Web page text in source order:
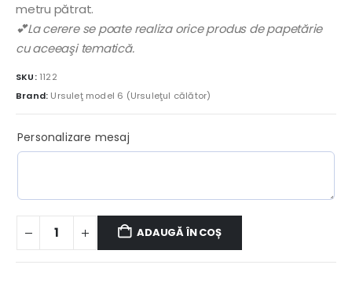
metru pătrat.
💕La cerere se poate realiza orice produs de papetărie
cu aceeaşi tematică.
SKU: 1122
Brand: Ursuleţ model 6 (Ursuleţul călător)
Personalizare mesaj
ADAUGĂ ÎN COȘ